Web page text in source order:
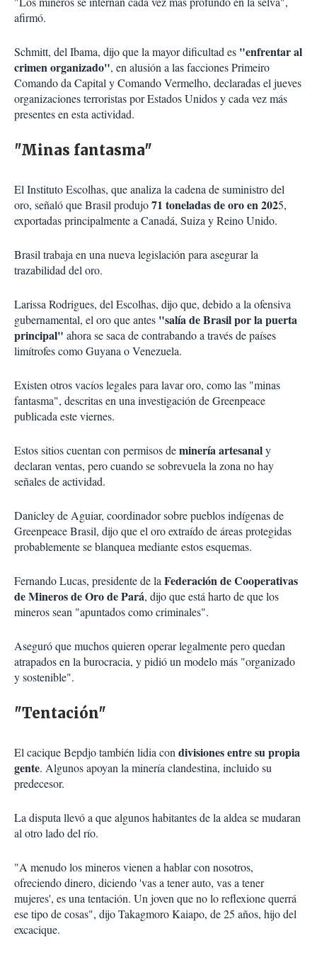
afirmó.
Schmitt, del Ibama, dijo que la mayor dificultad es "enfrentar al
crimen organizado", en alusión a las facciones Primeiro
Comando da Capital y Comando Vermelho, declaradas el jueves
organizaciones terroristas por Estados Unidos y cada vez más
presentes en esta actividad.
"Minas fantasma"
El Instituto Escolhas, que analiza la cadena de suministro del
oro, señaló que Brasil produjo71 toneladas de oro en 2025,
exportadas principalmente a Canadá, Suiza y Reino Unido.
Brasil trabaja en una nueva legislación para asegurar la
trazabilidad del oro.
Larissa Rodrigues, del Escolhas, dijo que, debido a la ofensiva
gubernamental, el oro que antes "salía de Brasil por la puerta
principal" ahora se saca de contrabando a través de países
limítrofes como Guyana o Venezuela.
Existen otros vacíos legales para lavar oro, como las "minas
fantasma", descritas en una investigación de Greenpeace
publicada este viernes.
Estos sitios cuentan con permisos deminería artesanaly
declaran ventas, pero cuando se sobrevuela la zona no hay
señales de actividad.
Danicley de Aguiar, coordinador sobre pueblos indígenas de
Greenpeace Brasil, dijo que el oro extraído de áreas protegidas
probablemente se blanquea mediante estos esquemas.
Fernando Lucas, presidente de laFederación de Cooperativas
de Mineros de Oro de Pará, dijo que está harto de que los
mineros sean "apuntados como criminales".
Aseguró que muchos quieren operar legalmente pero quedan
atrapados en la burocracia, y pidió un modelo más "organizado
y sostenible".
"Tentación"
El cacique Bepdjo también lidia condivisiones entre su propia
gente. Algunos apoyan la minería clandestina, incluido su
predecesor.
La disputa llevó a que algunos habitantes de la aldea se mudaran
al otro lado del río.
"A menudo los mineros vienen a hablar con nosotros,
ofreciendo dinero, diciendo 'vas a tener auto, vas a tener
mujeres', es una tentación. Un joven que no lo reflexione querrá
ese tipo de cosas", dijo Takagmoro Kaiapo, de 25 años, hijo del
excacique.